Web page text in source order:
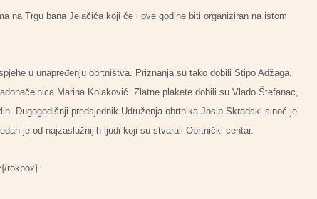
na Trgu bana Jelačića koji će i ove godine biti organiziran na istom
u unapređenju obrtništva. Priznanja su tako dobili Stipo Adžaga,
Marina Kolaković. Zlatne plakete dobili su Vlado Štefanac,
Dugogodišnji predsjednik Udruženja obrtnika Josip Skradski sinoć je
je od najzaslužnijih ljudi koji su stvarali Obrtnički centar.
rokbox}